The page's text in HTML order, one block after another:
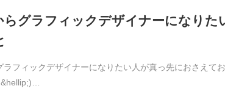
らグラフィックデザイナーになりた
ラフィックデザイナーになりたい人が真っ先におさえて